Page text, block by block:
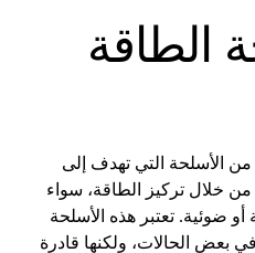
الطاقة
الأسلحة التي تهدف إلى
من خلال تركيز الطاقة، سواء
ضوئية. تعتبر هذه الأسلحة
بعض الحالات، ولكنها قادرة